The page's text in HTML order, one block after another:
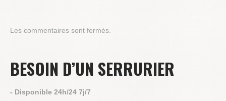
Les commentaires sont fermés.
BESOIN D’UN SERRURIER
- Disponible 24h/24 7j/7